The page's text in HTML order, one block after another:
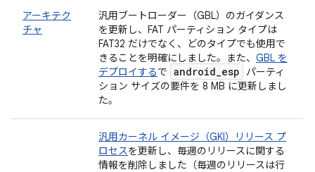
アーキテク
チャ
汎用ブートローダー（GBL）のガイダンス
を更新し、FAT パーティション タイプは
FAT32 だけでなく、どのタイプでも使用で
きることを明確にしました。また、 GBL を
デプロイするで android_esp
パーティ
ション サイズの要件を 8 MB に更新しまし
た。
汎用カーネル イメージ（GKI）リリース プ
ロセスを更新し、毎週のリリースに関する
情報を削除しました（毎週のリリースは行